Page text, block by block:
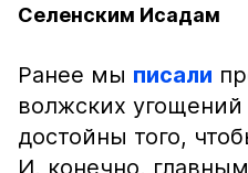
Селенским Исадам
Ранее мы писали
волжских угощений
достойны того,
И, конечно,